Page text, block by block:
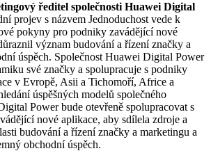
ředitel společnosti Huawei Digital
projev s názvem Jednoduchost vede k
pokyny pro podniky zavádějící nové
význam budování a řízení značky a
úspěch. Společnost Huawei Digital Power
své značky a spolupracuje s podniky
v Evropě, Asii a Tichomoří, Africe a
úspěšných modelů společného
Power bude otevřeně spolupracovat s
nové aplikace, aby sdílela zdroje a
budování a řízení značky a marketingu a
obchodní úspěch.